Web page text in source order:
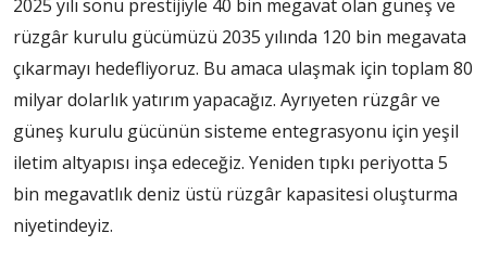
2025 yılı sonu prestijiyle 40 bin megavat olan güneş ve
rüzgâr kurulu gücümüzü 2035 yılında 120 bin megavata
çıkarmayı hedefliyoruz. Bu amaca ulaşmak için toplam 80
milyar dolarlık yatırım yapacağız. Ayrıyeten rüzgâr ve
güneş kurulu gücünün sisteme entegrasyonu için yeşil
iletim altyapısı inşa edeceğiz. Yeniden tıpkı periyotta 5
bin megavatlık deniz üstü rüzgâr kapasitesi oluşturma
niyetindeyiz.